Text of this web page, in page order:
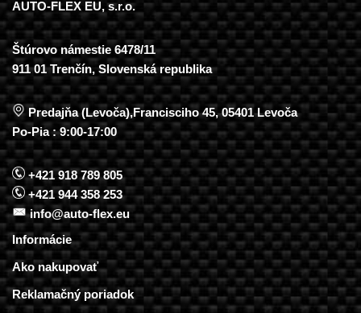
AUTO-FLEX EU, s.r.o.
Štúrovo námestie 6478/11
911 01 Trenčín, Slovenská republika
Predajňa (Levoča),Francisciho 45, 05401 Levoča
Po-Pia : 9:00-17:00
+421 918 789 805
+421 944 358 253
info@auto-flex.eu
Informácie
Ako nakupovať
Reklamačný poriadok